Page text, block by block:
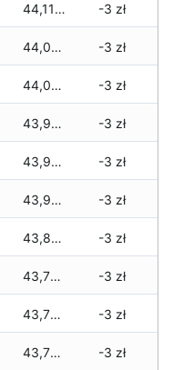
44,110 zł -3 zł
44,040 zł -3 zł
44,030 zł -3 zł
43,920 zł -3 zł
43,900 zł -3 zł
43,900 zł -3 zł
43,810 zł -3 zł
43,750 zł -3 zł
43,750 zł -3 zł
43,730 zł -3 zł